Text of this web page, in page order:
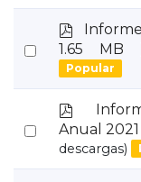
Select
p
d
f
1.65 MB
Popular
Select
p
d
f
Anual 2021
descargas)